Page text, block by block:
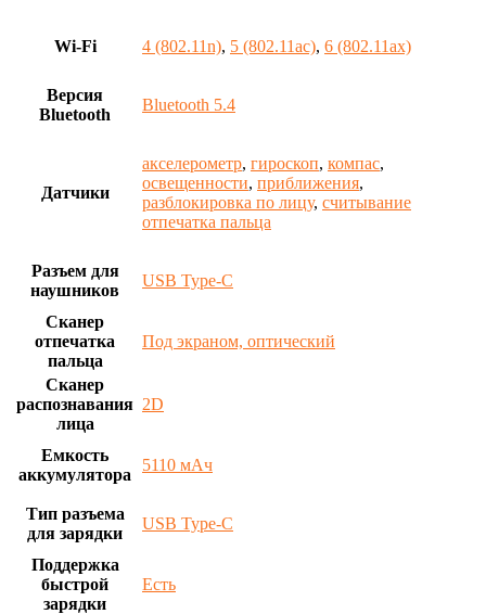
Wi-Fi 4 (802.11n), 5 (802.11ac), 6 (802.11ax)
Версия
Bluetooth
Bluetooth 5.4
Датчики
акселерометр, гироскоп, компас,
освещенности, приближения,
разблокировка по лицу, считывание
отпечатка пальца
Разъем для
наушников
USB Type-C
Сканер
отпечатка
пальца
Под экраном, оптический
Сканер
распознавания
лица
2D
Емкость
аккумулятора
5110 мАч
Тип разъема
для зарядки
USB Type-C
Поддержка
быстрой
зарядки
Есть